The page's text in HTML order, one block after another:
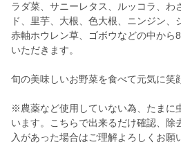
ラダ菜、サニーレタス、ルッコラ、わ
ド、里芋、大根、色大根、ニンジン、
赤軸ホウレン草、ゴボウなどの中から
いただきます。
旬の美味しいお野菜を食べて元気に
※農薬など使用していない為、たまに
います。こちらで出来るだけ確認、除
入があった場合はご理解よろしくお願